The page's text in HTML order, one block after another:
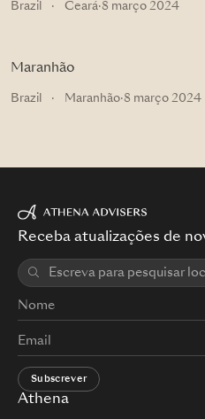
Brazil · Ceará·8 março 2024
Maranhão
Brazil · Maranhão·8 março 2024
Athena
Receba atualizações de
Subscrever